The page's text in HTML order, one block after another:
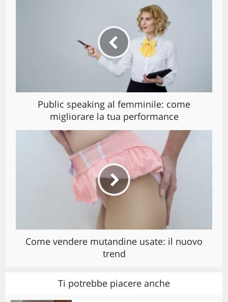
Public speaking al femminile: come
migliorare la tua performance
Come vendere mutandine usate: il nuovo
trend
Ti potrebbe piacere anche